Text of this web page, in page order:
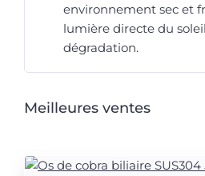
environnement sec et
lumière directe du
dégradation.
Meilleures ventes